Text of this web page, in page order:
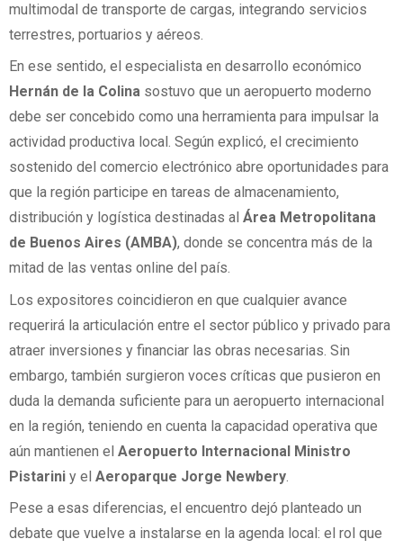
multimodal de transporte de cargas, integrando servicios
terrestres, portuarios y aéreos.
En ese sentido, el especialista en desarrollo económico
Hernán de la Colina sostuvo que un aeropuerto moderno
debe ser concebido como una herramienta para impulsar la
actividad productiva local. Según explicó, el crecimiento
sostenido del comercio electrónico abre oportunidades para
que la región participe en tareas de almacenamiento,
distribución y logística destinadas al Área Metropolitana
de Buenos Aires (AMBA), donde se concentra más de la
mitad de las ventas online del país.
Los expositores coincidieron en que cualquier avance
requerirá la articulación entre el sector público y privado para
atraer inversiones y financiar las obras necesarias. Sin
embargo, también surgieron voces críticas que pusieron en
duda la demanda suficiente para un aeropuerto internacional
en la región, teniendo en cuenta la capacidad operativa que
aún mantienen el Aeropuerto Internacional Ministro
Pistarini y el Aeroparque Jorge Newbery
Pese a esas diferencias, el encuentro dejó planteado un
debate que vuelve a instalarse en la agenda local: el rol que